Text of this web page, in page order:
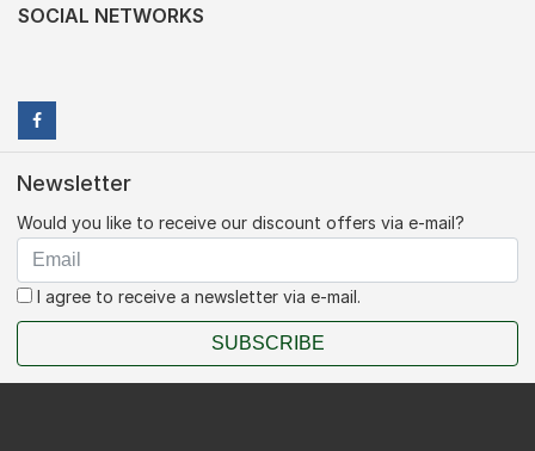
SOCIAL NETWORKS
Newsletter
Would you like to receive our discount offers via e-mail?
I agree to receive a newsletter via e-mail.
SUBSCRIBE